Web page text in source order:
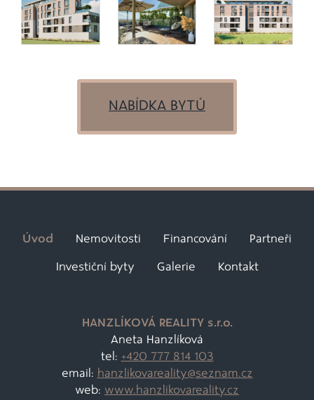
NABÍDKA BYTŮ
Úvod Nemovitosti Financování Partneři
Investiční byty Galerie Kontakt
HANZLÍKOVÁ REALITY s.r.o.
Aneta Hanzlíková
tel: +420 777 814 103
email: hanzlikovareality@seznam.cz
web: www.hanzlikovareality.cz